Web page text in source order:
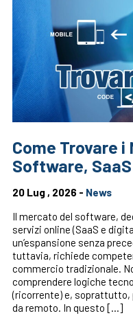
Come Trovare
Software,
20 Lug , 2026 - News
Il mercato del software,
servizi online (SaaS e
un’espansione senza
tuttavia, richiede
commercio tradizionale.
comprendere logiche
(ricorrente) e, soprattutto,
da remoto. In questo […]